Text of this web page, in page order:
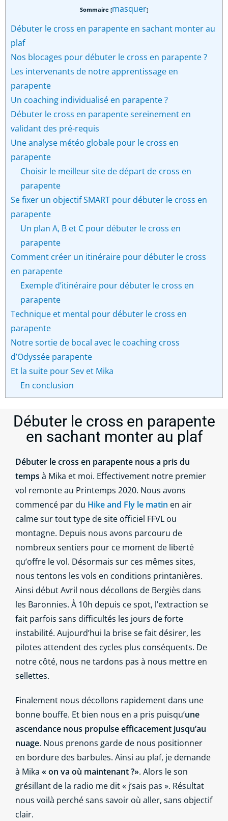
Sommaire [masquer]
Débuter le cross en parapente en sachant monter au
plaf
Nos blocages pour débuter le cross en parapente ?
Les intervenants de notre apprentissage en
parapente
Un coaching individualisé en parapente ?
Débuter le cross en parapente sereinement en
validant des pré-requis
Une analyse météo globale pour le cross en
parapente
Choisir le meilleur site de départ de cross en
parapente
Se fixer un objectif SMART pour débuter le cross en
parapente
Un plan A, B et C pour débuter le cross en
parapente
Comment créer un itinéraire pour débuter le cross
en parapente
Exemple d’itinéraire pour débuter le cross en
parapente
Technique et mental pour débuter le cross en
parapente
Notre sortie de bocal avec le coaching cross
d’Odyssée parapente
Et la suite pour Sev et Mika
En conclusion
Débuter le cross en parapente
en sachant monter au plaf
Débuter le cross en parapente nous a pris du
temps à Mika et moi. Effectivement notre premier
vol remonte au Printemps 2020. Nous avons
commencé par du Hike and Fly le matin en air
calme sur tout type de site officiel FFVL ou
montagne. Depuis nous avons parcouru de
nombreux sentiers pour ce moment de liberté
qu’offre le vol. Désormais sur ces mêmes sites,
nous tentons les vols en conditions printanières.
Ainsi début Avril nous décollons de Bergiès dans
les Baronnies. À 10h depuis ce spot, l’extraction se
fait parfois sans difficultés les jours de forte
instabilité. Aujourd’hui la brise se fait désirer, les
pilotes attendent des cycles plus conséquents. De
notre côté, nous ne tardons pas à nous mettre en
sellettes.
Finalement nous décollons rapidement dans une
bonne bouffe. Et bien nous en a pris puisqu’une
ascendance nous propulse efficacement jusqu’au
nuage. Nous prenons garde de nous positionner
en bordure des barbules. Ainsi au plaf, je demande
à Mika « on va où maintenant ?». Alors le son
grésillant de la radio me dit « j’sais pas ». Résultat
nous voilà perché sans savoir où aller, sans objectif
clair.